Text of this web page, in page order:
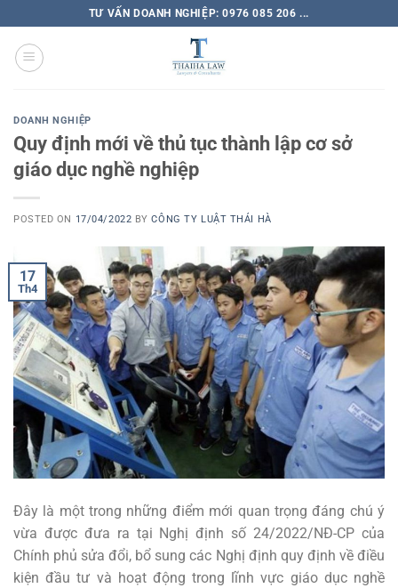
TƯ VẤN DOANH NGHIỆP: 0976 085 206 ...
DOANH NGHIỆP
Quy định mới về thủ tục thành lập cơ sở
giáo dục nghề nghiệp
POSTED ON 17/04/2022 BYCÔNG TY LUẬT THÁI HÀ
17
Th4
Đây là một trong những điểm mới quan trọng đáng chú ý
vừa được đưa ra tại Nghị định số 24/2022/NĐ-CP của
Chính phủ sửa đổi, bổ sung các Nghị định quy định về điều
kiện đầu tư và hoạt động trong lĩnh vực giáo dục nghề